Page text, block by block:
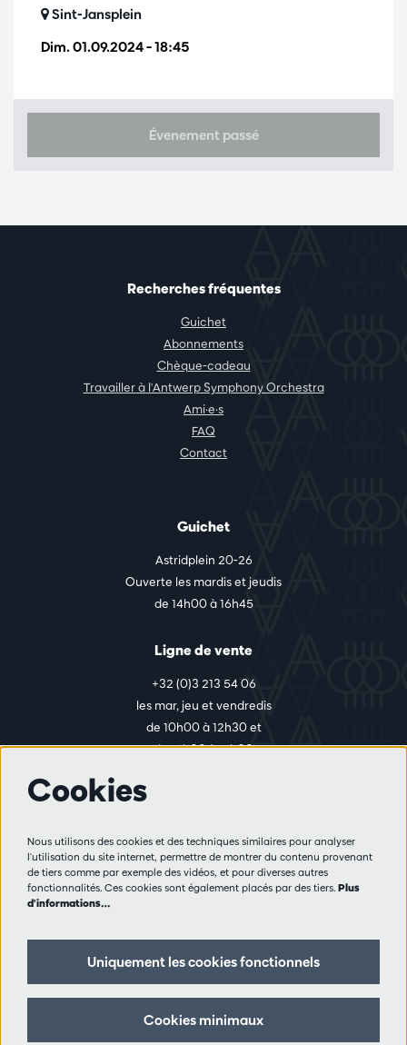
Dim. 01.09.2024– 18:45
Sint-Jansplein
Évenement passé
Recherches fréquentes
Guichet
Abonnements
Chèque-cadeau
Travailler à l'Antwerp Symphony Orchestra
Ami·e·s
FAQ
Contact
Guichet
Astridplein 20-26
Ouverte les mardis et jeudis
de 14h00 à 16h45
Ligne de vente
+32 (0)3 213 54 06
les mar, jeu et vendredis
de 10h00 à 12h30 et
de 14h00 à 17h00
Règlement des visiteurs
Vie privée
Partenaires
Suivez nous
Cookies
Nous utilisons des cookies et des techniques similaires pour analyser
l'utilisation du site internet, permettre de montrer du contenu provenant
de tiers comme par exemple des vidéos, et pour diverses autres
fonctionnalités. Ces cookies sont également placés par des tiers. Plus
d'informations…
Uniquement les cookies fonctionnels
Cookies minimaux